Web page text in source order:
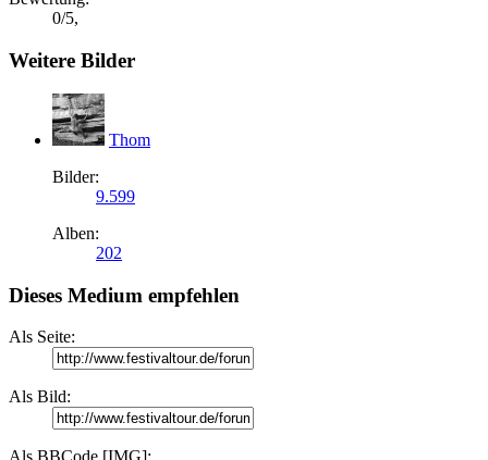
0/5,
Weitere Bilder
Thom
Bilder:
9.599
Alben:
202
Dieses Medium empfehlen
Als Seite:
Als Bild: